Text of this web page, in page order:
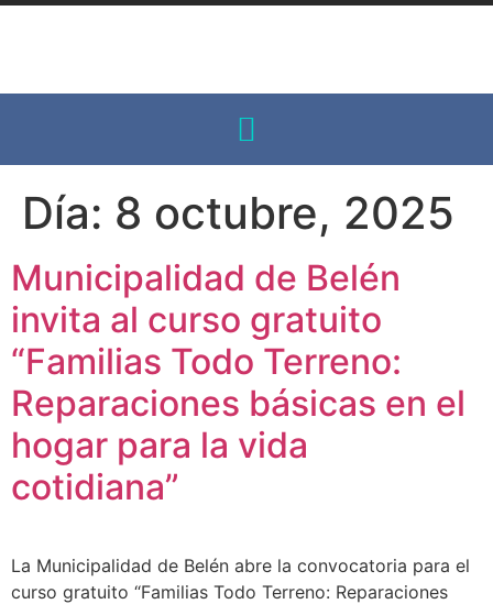
Día: 8 octubre, 2025
Municipalidad de Belén
invita al curso gratuito
“Familias Todo Terreno:
Reparaciones básicas en el
hogar para la vida
cotidiana”
La Municipalidad de Belén abre la convocatoria para el
curso gratuito “Familias Todo Terreno: Reparaciones